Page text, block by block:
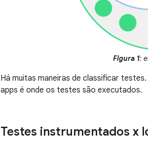
Figura 1:
Há muitas maneiras de classificar
apps é onde os testes são executados.
Testes instrumentados x